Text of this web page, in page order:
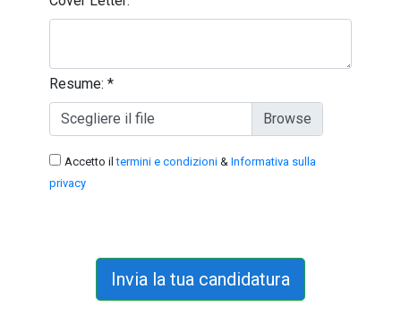
Resume: *
Scegliere il file
Accetto iltermini e condizioni & Informativa sulla
privacy
Invia la tua candidatura